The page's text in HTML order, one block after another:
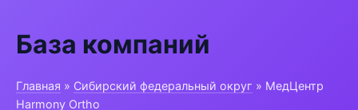
База компаний
Главная » Сибирский федеральный округ » МедЦентр
Harmony Ortho